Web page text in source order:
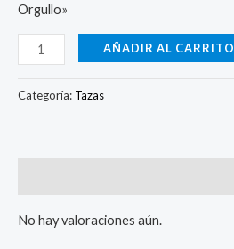
Orgullo»
AÑADIR AL CARRITO
Categoría: Tazas
No hay valoraciones aún.